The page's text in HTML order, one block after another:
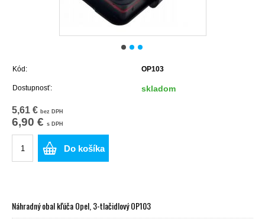
Kód: OP103
Dostupnosť: skladom
5,61 € bez DPH
6,90 € s DPH
Do košíka
Náhradný obal kľúča Opel, 3-tlačidlový OP103